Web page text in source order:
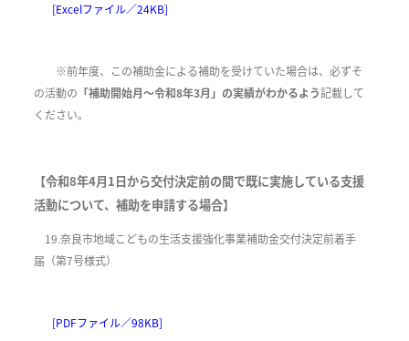
[Excelファイル／24KB]
※前年度、この補助金による補助を受けていた場合は、必ずそ
の活動の 「補助開始月～令和8年3月」の実績がわかるよう記載して
ください。​
【令和8年4月1日から交付決定前の間で既に実施している支援
活動について、補助を申請する場合】
19.奈良市地域こどもの生活支援強化事業補助金交付決定前着手
届（第7号様式）
[PDFファイル／98KB]